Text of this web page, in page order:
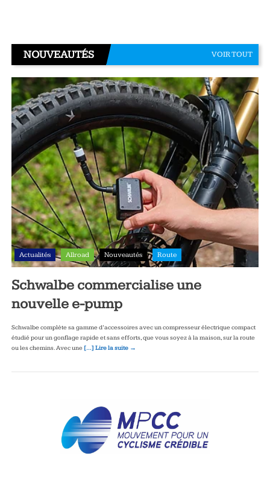
NOUVEAUTÉS VOIR TOUT
Actualités Allroad Nouveautés Route
Schwalbe commercialise une
nouvelle e-pump
Schwalbe complète sa gamme d’accessoires avec un compresseur électrique compact
étudié pour un gonflage rapide et sans efforts, que vous soyez à la maison, sur la route
ou les chemins. Avec une […] Lire la suite →